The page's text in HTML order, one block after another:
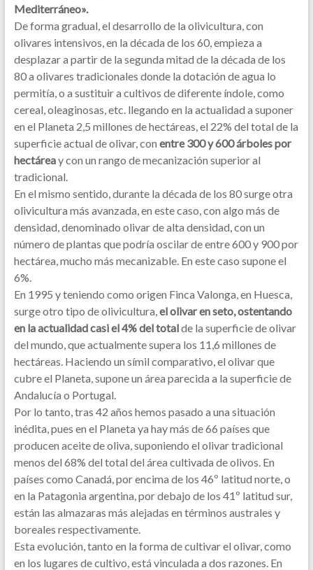
Mediterráneo».
De forma gradual, el desarrollo de la olivicultura, con
olivares intensivos, en la década de los 60, empieza a
desplazar a partir de la segunda mitad de la década de los
80 a olivares tradicionales donde la dotación de agua lo
permitía, o a sustituir a cultivos de diferente índole, como
cereal, oleaginosas, etc. llegando en la actualidad a suponer
en el Planeta 2,5 millones de hectáreas, el 22% del total de la
superficie actual de olivar, con entre 300 y 600 árboles por
hectáreay con un rango de mecanización superior al
tradicional.
En el mismo sentido, durante la década de los 80 surge otra
olivicultura más avanzada, en este caso, con algo más de
densidad, denominado olivar de alta densidad, con un
número de plantas que podría oscilar de entre 600 y 900 por
hectárea, mucho más mecanizable. En este caso supone el
6%.
En 1995 y teniendo como origen Finca Valonga, en Huesca,
surge otro tipo de olivicultura, el olivar en seto, ostentando
en la actualidad casi el 4% del totalde la superficie de olivar
del mundo, que actualmente supera los 11,6 millones de
hectáreas. Haciendo un símil comparativo, el olivar que
cubre el Planeta, supone un área parecida a la superficie de
Andalucía o Portugal.
Por lo tanto, tras 42 años hemos pasado a una situación
inédita, pues en el Planeta ya hay más de 66 países que
producen aceite de oliva, suponiendo el olivar tradicional
menos del 68% del total del área cultivada de olivos. En
países como Canadá, por encima de los 46º latitud norte, o
en la Patagonia argentina, por debajo de los 41º latitud sur,
están las almazaras más alejadas en términos australes y
boreales respectivamente.
Esta evolución, tanto en la forma de cultivar el olivar, como
en los lugares de cultivo, está vinculada a dos razones. En